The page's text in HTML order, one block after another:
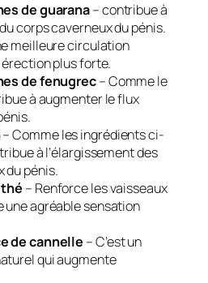
de guarana– contribue à
corps caverneux du pénis.
meilleure circulation
plus forte.
de fenugrec– Comme le
à augmenter le flux
– Comme les ingrédients ci-
à l’élargissement des
du pénis.
thé – Renforce les vaisseaux
une agréable sensation
de cannelle – C’est un
qui augmente